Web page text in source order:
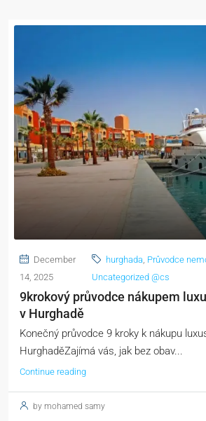
December
14, 2025
hurghada Průvodce
Uncategorized @cs
9krokový průvodce nákupem
v Hurghadě
Konečný průvodce 9 kroky k nákupu
HurghaděZajímá vás, jak bez obav...
Continue reading
by mohamed samy